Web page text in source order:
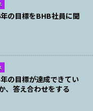
の目標をBHB社員に聞
の目標が達成できてい
、答え合わせをする